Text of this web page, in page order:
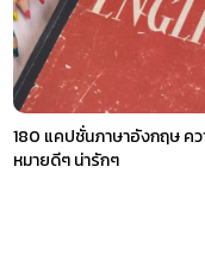
180 แคปชั่นภาษาอังกฤษ คว
หมายดีๆ น่ารักๆ